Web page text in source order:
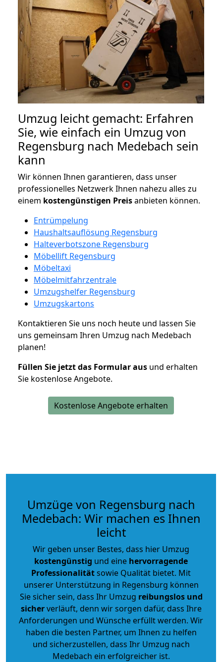
Umzug leicht gemacht: Erfahren
Sie, wie einfach ein Umzug von
Regensburg nach Medebach sein
kann
Wir können Ihnen garantieren, dass unser
professionelles Netzwerk Ihnen nahezu alles zu
einem kostengünstigen Preisanbieten können.
Entrümpelung
Haushaltsauflösung Regensburg
Halteverbotszone Regensburg
Möbellift Regensburg
Möbeltaxi
Möbelmitfahrzentrale
Umzugshelfer Regensburg
Umzugskartons
Kontaktieren Sie uns noch heute und lassen Sie
uns gemeinsam Ihren Umzug nach Medebach
planen!
Füllen Sie jetzt das Formular aus und erhalten
Sie kostenlose Angebote.
Kostenlose Angebote erhalten
Umzüge von Regensburg nach
Medebach: Wir machen es Ihnen
leicht
Wir geben unser Bestes, dass hier Umzug
kostengünstig und eine hervorragende
Professionalitätsowie Qualität bietet. Mit
unserer Unterstützung in Regensburg können
Sie sicher sein, dass Ihr Umzug reibungslos und
sicherverläuft, denn wir sorgen dafür, dass Ihre
Anforderungen und Wünsche erfüllt werden. Wir
haben die besten Partner, um Ihnen zu helfen
und sicherzustellen, dass Ihr Umzug nach
Medebach ein erfolgreicher ist.